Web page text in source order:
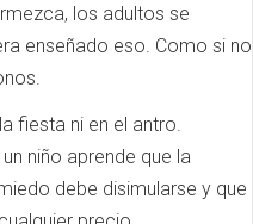
los adultos se
enseñado eso. Como si no
fiesta ni en el antro.
niño aprende que la
debe disimularse y que